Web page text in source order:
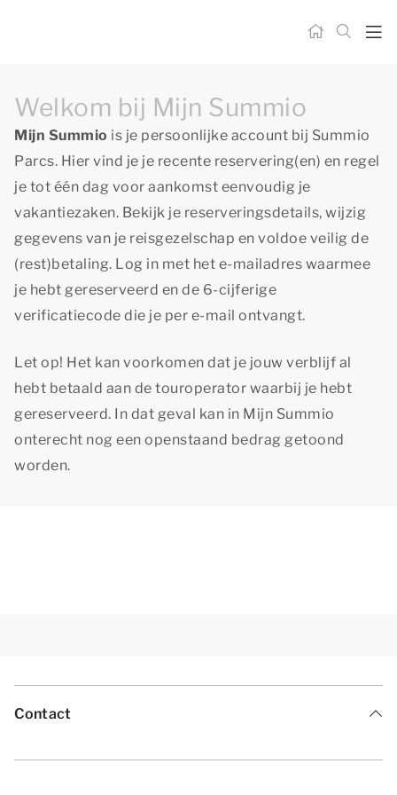
Welkom bij Mijn Summio
Mijn Summio is je persoonlijke account bij Summio
Parcs. Hier vind je je recente reservering(en) en regel
je tot één dag voor aankomst eenvoudig je
vakantiezaken. Bekijk je reserveringsdetails, wijzig
gegevens van je reisgezelschap en voldoe veilig de
(rest)betaling. Log in met het e-mailadres waarmee
je hebt gereserveerd en de 6-cijferige
verificatiecode die je per e-mail ontvangt.
Let op! Het kan voorkomen dat je jouw verblijf al
hebt betaald aan de touroperator waarbij je hebt
gereserveerd. In dat geval kan in Mijn Summio
onterecht nog een openstaand bedrag getoond
worden.
Contact